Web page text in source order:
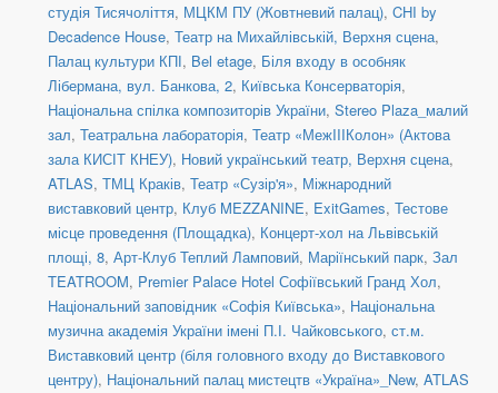
студія Тисячоліття, МЦКМ ПУ (Жовтневий палац), CHI by
Decadence House, Театр на Михайлівській, Верхня сцена,
Палац культури КПІ, Bel etage, Біля входу в особняк
Лібермана, вул. Банкова, 2, Київська Консерваторія,
Національна спілка композиторів України, Stereo Plaza_малий
зал, Театральна лабораторія, Театр «МежIIIКолон» (Актова
зала КИСІТ КНЕУ), Новий український театр, Верхня сцена,
ATLAS, ТМЦ Краків, Театр «Сузір'я», Міжнародний
виставковий центр, Клуб MEZZANINE, ExitGames, Тестове
місце проведення (Площадка), Концерт-хол на Львівській
площі, 8, Арт-Клуб Теплий Ламповий, Маріїнський парк, Зал
TEATROOM, Premier Palace Hotel Софіївський Гранд Хол,
Національний заповідник «Софія Київська», Національна
музична академія України імені П.І. Чайковського, ст.м.
Виставковий центр (біля головного входу до Виставкового
центру), Національний палац мистецтв «Україна»_New, ATLAS